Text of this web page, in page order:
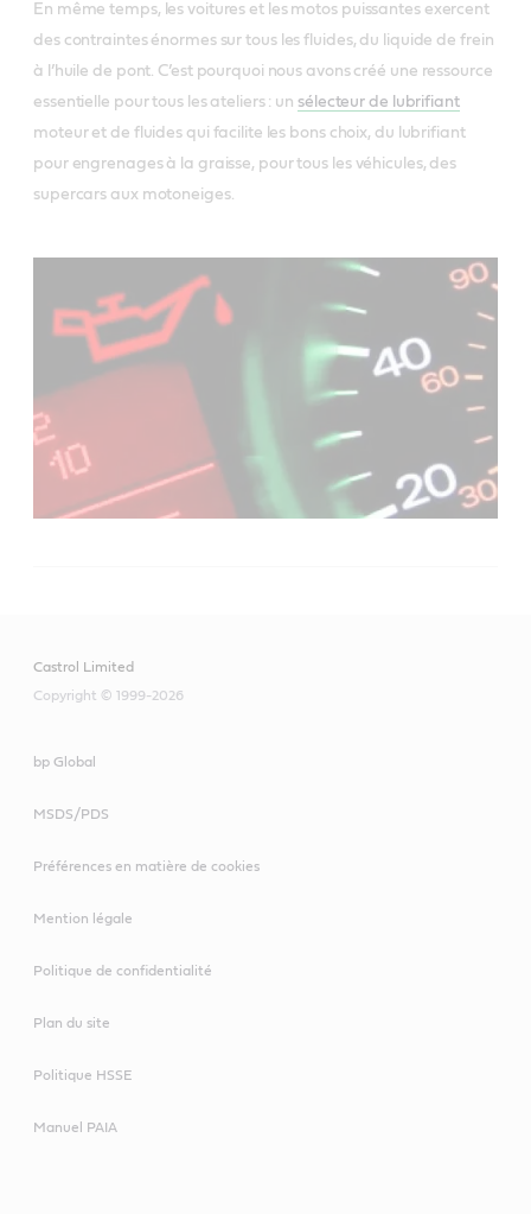
En même temps, les voitures et les motos puissantes exercent
des contraintes énormes sur tous les fluides, du liquide de frein
à l’huile de pont. C’est pourquoi nous avons créé une ressource
essentielle pour tous les ateliers : un sélecteur de lubrifiant
moteur et de fluides qui facilite les bons choix, du lubrifiant
pour engrenages à la graisse, pour tous les véhicules, des
supercars aux motoneiges.
Castrol Limited
Copyright © 1999-2026
bp Global
MSDS/PDS
Préférences en matière de cookies
Mention légale
Politique de confidentialité
Plan du site
Politique HSSE
Manuel PAIA